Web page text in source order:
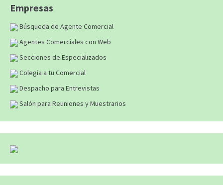
Empresas
Búsqueda de Agente Comercial
Agentes Comerciales con Web
Secciones de Especializados
Colegia a tu Comercial
Despacho para Entrevistas
Salón para Reuniones y Muestrarios